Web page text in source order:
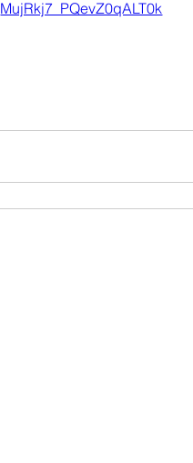
MujRkj7_PQevZ0qALT0k